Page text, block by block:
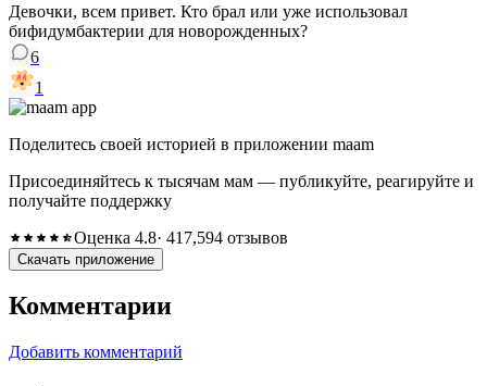
Девочки, всем привет. Кто брал или уже использовал
бифидумбактерии для новорожденных?
6
1
Поделитесь своей историей в приложении maam
Присоединяйтесь к тысячам мам — публикуйте, реагируйте и
получайте поддержку
Оценка 4.8· 417,594 отзывов
Скачать приложение
Комментарии
Добавить комментарий